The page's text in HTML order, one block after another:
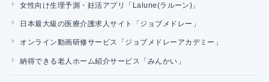
女性向け生理予測・妊活アプリ「Lalune(ラルーン)」
日本最大級の医療介護求人サイト「ジョブメドレー」
オンライン動画研修サービス「ジョブメドレーアカデミー」
納得できる老人ホーム紹介サービス「みんかい」